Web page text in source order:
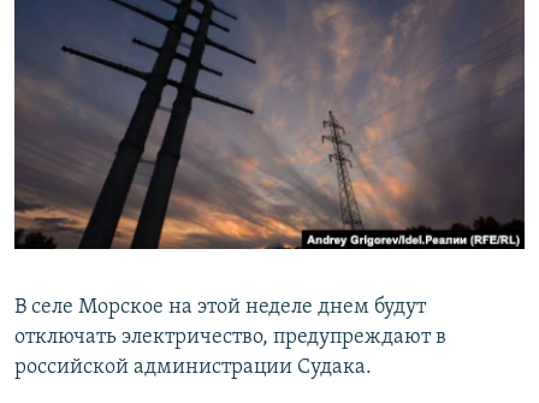
ТЕЛЕПРОЕКТ КРЫМ.РЕАЛИИ
СОВЕТЫ ПРАВОЗАЩИТНИКОВ
ПРОПАВШИЕ БЕЗ ВЕСТИ
ПОБЕДИТЕЛЕЙ НЕ СУДЯТ?
КРЫМ.НЕПОКОРЕННЫЙ
ELIFBE
Українською
Qırımtatar
ПРИСОЕДИНЯЙТЕСЬ!
Все сайты RFE/RL
В селе Морское на этой неделе днем будут
отключать электричество, предупреждают в
российской администрации Судака.